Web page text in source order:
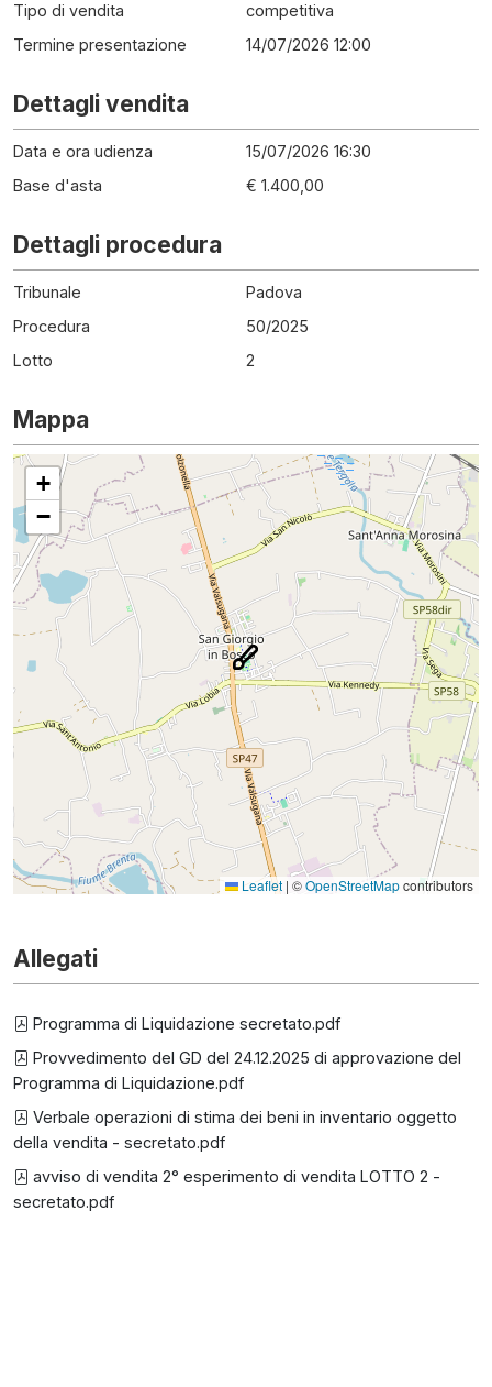
Tipo di vendita
competitiva
Termine presentazione
14/07/2026 12:00
Dettagli vendita
Data e ora udienza
15/07/2026 16:30
Base d'asta
€ 1.400,00
Dettagli procedura
Tribunale
Padova
Procedura
50/2025
Lotto
2
Mappa
+
−
Leaflet | ©OpenStreetMapcontributors
Allegati
Programma di Liquidazione secretato.pdf
Provvedimento del GD del 24.12.2025 di approvazione del
Programma di Liquidazione.pdf
Verbale operazioni di stima dei beni in inventario oggetto
della vendita - secretato.pdf
avviso di vendita 2° esperimento di vendita LOTTO 2 -
secretato.pdf